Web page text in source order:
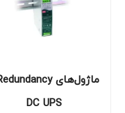
DC UPS